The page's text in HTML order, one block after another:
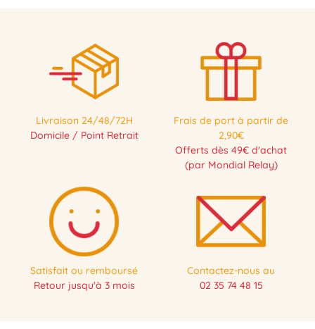
Livraison 24/48/72H
Domicile / Point Retrait
Frais de port à partir de
2,90€
Offerts dès 49€ d'achat
(par Mondial Relay)
Satisfait ou remboursé
Retour jusqu'à 3 mois
Contactez-nous au
02 35 74 48 15